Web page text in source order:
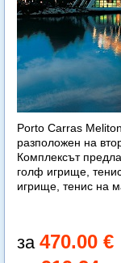
Porto Carras
разположен на
Комплексът
голф игрище,
игрище, тенис на
470.00 €